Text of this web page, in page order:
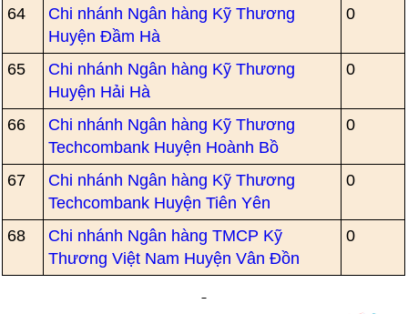
64
Chi nhánh Ngân hàng Kỹ Thương
Huyện Đầm Hà
0
65
Chi nhánh Ngân hàng Kỹ Thương
Huyện Hải Hà
0
66
Chi nhánh Ngân hàng Kỹ Thương
Techcombank Huyện Hoành Bồ
0
67
Chi nhánh Ngân hàng Kỹ Thương
Techcombank Huyện Tiên Yên
0
68
Chi nhánh Ngân hàng TMCP Kỹ
Thương Việt Nam Huyện Vân Đồn
0